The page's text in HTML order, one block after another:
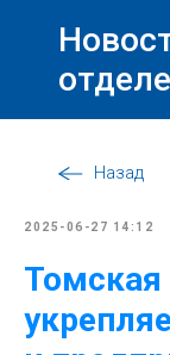
Назад
2025-06-27 14:12